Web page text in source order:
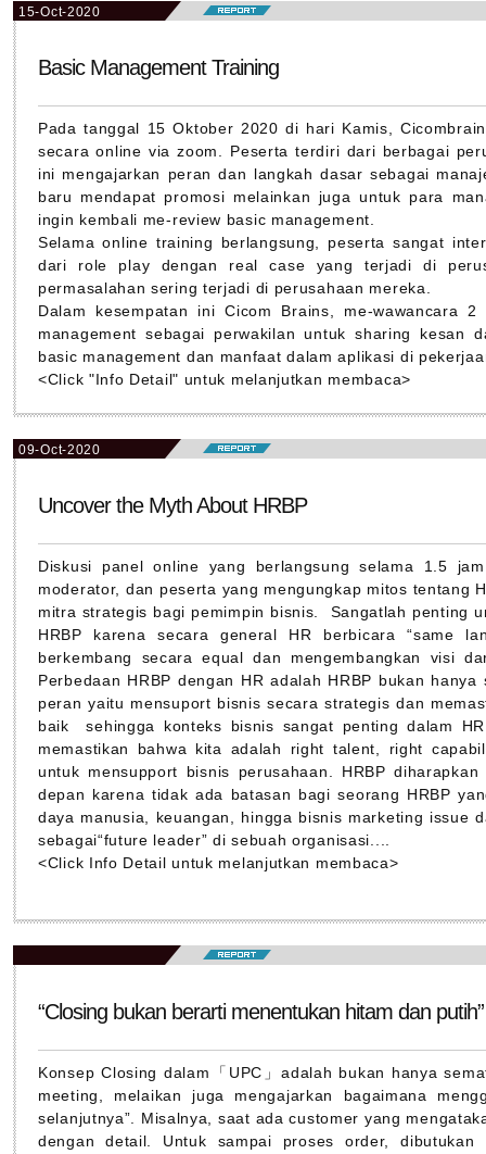
15-Oct-2020
Basic Management Training
Pada tanggal 15 Oktober 2020 di hari Kamis,
secara online via zoom. Peserta terdiri dari berbagai
ini mengajarkan peran dan langkah dasar sebagai
baru mendapat promosi melainkan juga untuk para
ingin kembali me-review basic management.
Selama online training berlangsung, peserta sangat
dari role play dengan real case yang terjadi di
permasalahan sering terjadi di perusahaan mereka.
Dalam kesempatan ini Cicom Brains, me-wawancara
management sebagai perwakilan untuk sharing kesan
basic management dan manfaat dalam aplikasi di
<Click "Info Detail" untuk melanjutkan membaca>
09-Oct-2020
Uncover the Myth About HRBP
Diskusi panel online yang berlangsung selama 1.5
moderator, dan peserta yang mengungkap mitos tentang
mitra strategis bagi pemimpin bisnis. Sangatlah penting
HRBP karena secara general HR berbicara “same
berkembang secara equal dan mengembangkan visi
Perbedaan HRBP dengan HR adalah HRBP bukan
peran yaitu mensuport bisnis secara strategis dan
baik sehingga konteks bisnis sangat penting dalam
memastikan bahwa kita adalah right talent, right
untuk mensupport bisnis perusahaan. HRBP
depan karena tidak ada batasan bagi seorang HRBP
daya manusia, keuangan, hingga bisnis marketing issue
sebagai“future leader” di sebuah organisasi....
<Click Info Detail untuk melanjutkan membaca>
“Closing bukan berarti menentukan hitam dan putih”
Konsep Closing dalam「UPC」adalah bukan hanya
meeting, melaikan juga mengajarkan bagaimana
selanjutnya”. Misalnya, saat ada customer yang
dengan detail. Untuk sampai proses order,